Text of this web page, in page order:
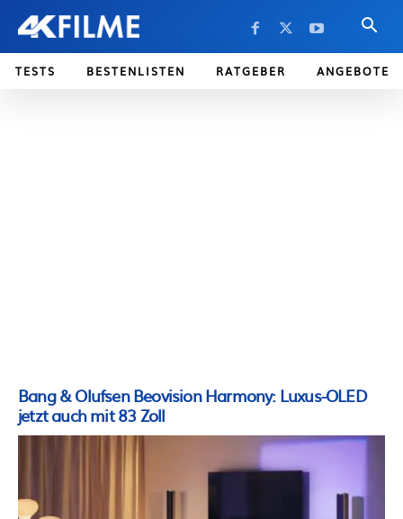
TESTS BESTENLISTEN RATGEBER ANGEBOTE
Bang & Olufsen Beovision Harmony: Luxus-OLED
jetzt auch mit 83 Zoll